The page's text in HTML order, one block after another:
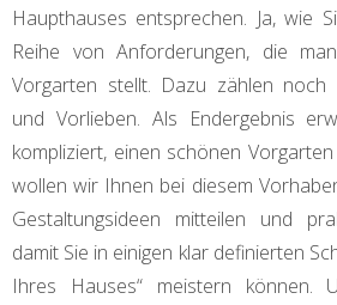
Haupthauses entsprechen. Ja, wie
Reihe von Anforderungen, die
Vorgarten stellt. Dazu zählen noch
und Vorlieben. Als Endergebnis
kompliziert, einen schönen
wollen wir Ihnen bei diesem
Gestaltungsideen mitteilen und
damit Sie in einigen klar definierten
Ihres Hauses“ meistern können.